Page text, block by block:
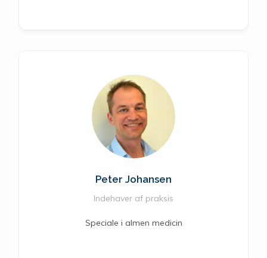
Peter Johansen
Indehaver af praksis
Speciale i almen medicin